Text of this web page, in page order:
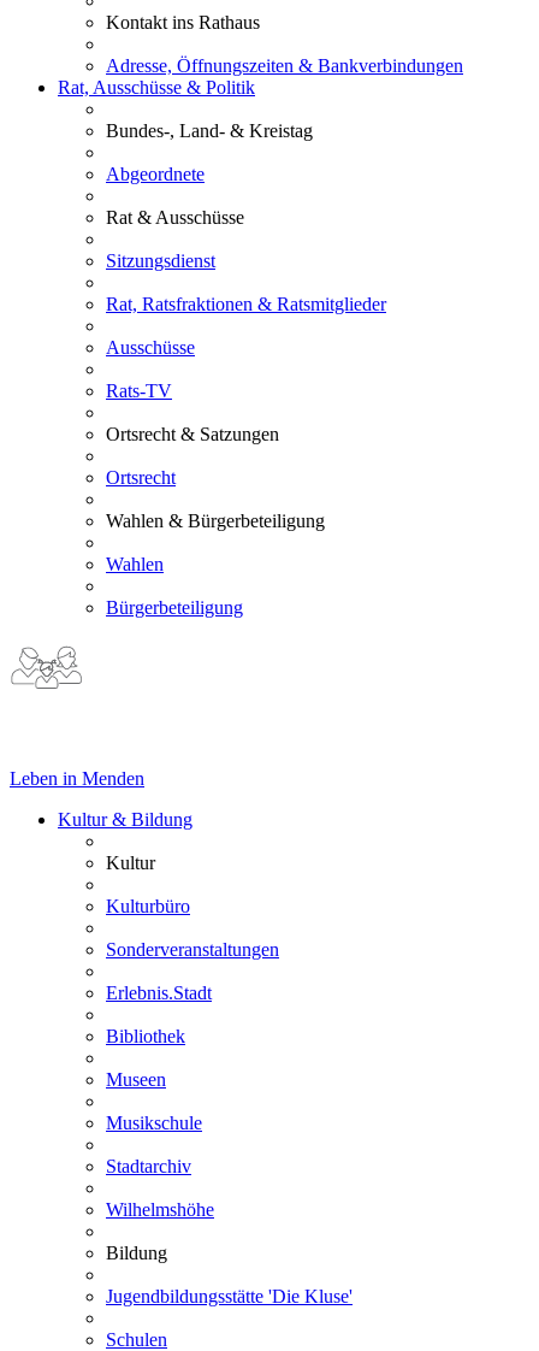
Kontakt ins Rathaus
Adresse, Öffnungszeiten & Bankverbindungen
Rat, Ausschüsse & Politik
Bundes-, Land- & Kreistag
Abgeordnete
Rat & Ausschüsse
Sitzungsdienst
Rat, Ratsfraktionen & Ratsmitglieder
Ausschüsse
Rats-TV
Ortsrecht & Satzungen
Ortsrecht
Wahlen & Bürgerbeteiligung
Wahlen
Bürgerbeteiligung
Leben in Menden
Kultur & Bildung
Kultur
Kulturbüro
Sonderveranstaltungen
Erlebnis.Stadt
Bibliothek
Museen
Musikschule
Stadtarchiv
Wilhelmshöhe
Bildung
Jugendbildungsstätte 'Die Kluse'
Schulen